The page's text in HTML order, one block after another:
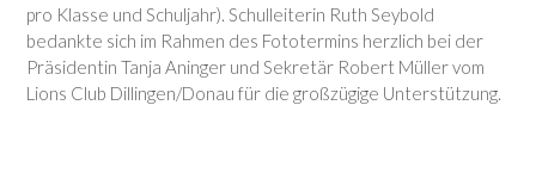
pro Klasse und Schuljahr). Schulleiterin Ruth Seybold
bedankte sich im Rahmen des Fototermins herzlich bei der
Präsidentin Tanja Aninger und Sekretär Robert Müller vom
Lions Club Dillingen/Donau für die großzügige Unterstützung.